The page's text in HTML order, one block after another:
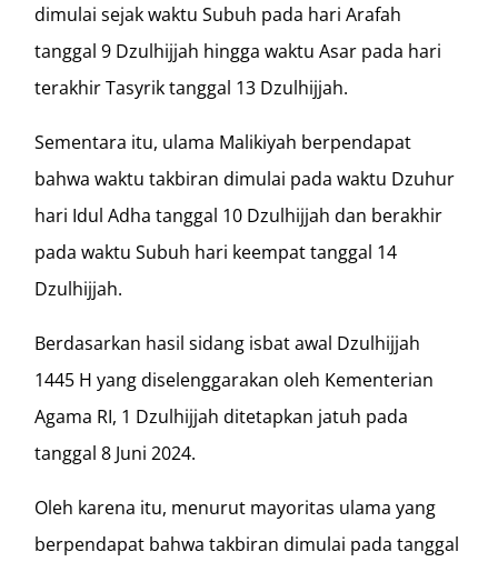
dimulai sejak waktu Subuh pada hari Arafah
tanggal 9 Dzulhijjah hingga waktu Asar pada hari
terakhir Tasyrik tanggal 13 Dzulhijjah.
Sementara itu, ulama Malikiyah berpendapat
bahwa waktu takbiran dimulai pada waktu Dzuhur
hari Idul Adha tanggal 10 Dzulhijjah dan berakhir
pada waktu Subuh hari keempat tanggal 14
Dzulhijjah.
Berdasarkan hasil sidang isbat awal Dzulhijjah
1445 H yang diselenggarakan oleh Kementerian
Agama RI, 1 Dzulhijjah ditetapkan jatuh pada
tanggal 8 Juni 2024.
Oleh karena itu, menurut mayoritas ulama yang
berpendapat bahwa takbiran dimulai pada tanggal